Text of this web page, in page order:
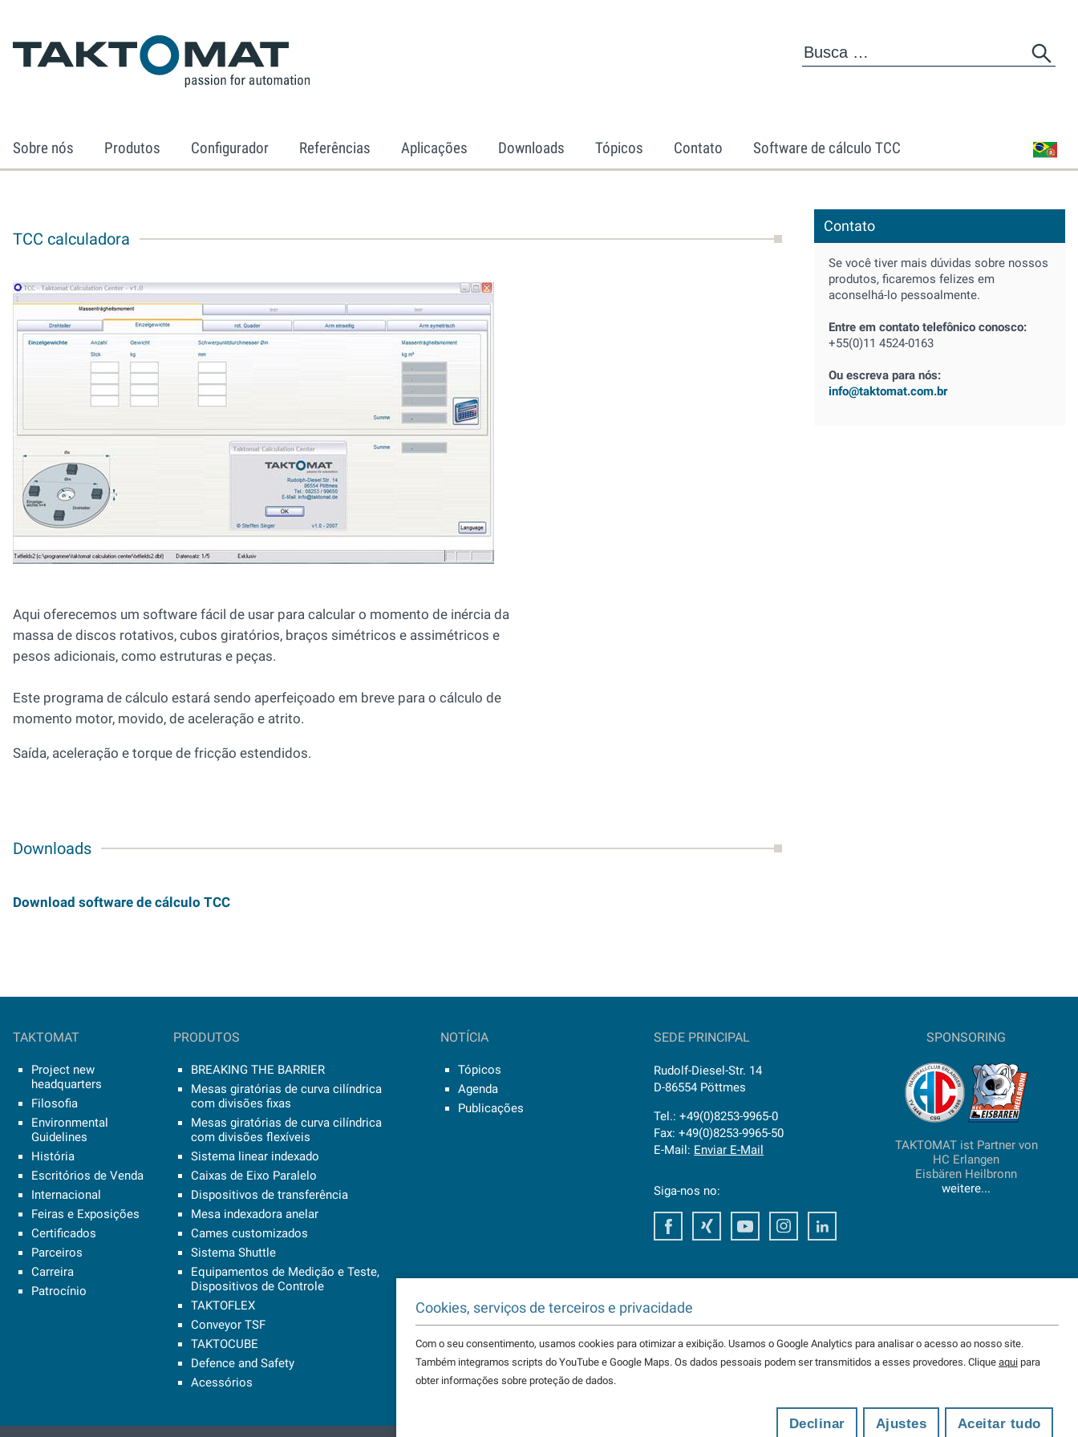
Sobre nós Produtos Configurador Referências Aplicações Downloads Tópicos Contato Software de cálculo TCC
TCC calculadora
Aqui oferecemos um software fácil de usar para calcular o momento de inércia da
massa de discos rotativos, cubos giratórios, braços simétricos e assimétricos e
pesos adicionais, como estruturas e peças.
Este programa de cálculo estará sendo aperfeiçoado em breve para o cálculo de
momento motor, movido, de aceleração e atrito.
Saída, aceleração e torque de fricção estendidos.
Downloads
Download software de cálculo TCC
Contato
Se você tiver mais dúvidas sobre nossos
produtos, ficaremos felizes em
aconselhá-lo pessoalmente.
Entre em contato telefônico conosco:
+55(0)11 4524-0163
Ou escreva para nós:
info@taktomat.com.br
TAKTOMAT
Project new
headquarters
Filosofia
Environmental
Guidelines
História
Escritórios de Venda
Internacional
Feiras e Exposições
Certificados
Parceiros
Carreira
Patrocínio
PRODUTOS
BREAKING THE BARRIER
Mesas giratórias de curva cilíndrica
com divisões fixas
Mesas giratórias de curva cilíndrica
com divisões flexíveis
Sistema linear indexado
Caixas de Eixo Paralelo
Dispositivos de transferência
Mesa indexadora anelar
Cames customizados
Sistema Shuttle
Equipamentos de Medição e Teste,
Dispositivos de Controle
TAKTOFLEX
Conveyor TSF
TAKTOCUBE
Defence and Safety
Acessórios
NOTÍCIA
Tópicos
Agenda
Publicações
SEDE PRINCIPAL
Rudolf-Diesel-Str. 14
D-86554 Pöttmes
Tel.: +49(0)8253-9965-0
Fax: +49(0)8253-9965-50
E-Mail: Enviar E-Mail
Siga-nos no:
FacebookXing Youtube Instagram
SPONSORING
TAKTOMAT ist Partner von
HC Erlangen
Eisbären Heilbronn
weitere...
Cookies, serviços de terceiros e privacidade
Com o seu consentimento, usamos cookies para otimizar a exibição. Usamos o Google Analytics para analisar o acesso ao nosso site.
Também integramos scripts do YouTube e Google Maps. Os dados pessoais podem ser transmitidos a esses provedores. Clique aquipara
obter informações sobre proteção de dados.
Declinar Ajustes Aceitar tudo